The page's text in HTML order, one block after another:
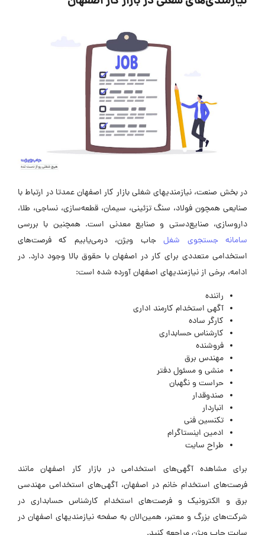
در بخش صنعت، نیازمندیهای شغلی بازار کار اصفهان عمدتا در ارتباط با
صنایعی همچون فولاد، سنگ تزئینی، سیمان، قطعه‌سازی، نساجی، طلا،
داروسازی، صنایع‌دستی و صنایع معدنی است. همچنین با بررسی
سامانه جستجوی شغلجاب ویژن، درمی‌یابیم که فرصت‌های
استخدامی متعددی برای کار در اصفهان با حقوق بالا وجود دارد. در
ادامه، برخی از نیازمندیهای اصفهان آورده شده است:
راننده
آگهی استخدام کارمند اداری
کارگر ساده
کارشناس حسابداری
فروشنده
مهندس برق
منشی و مسئول دفتر
حراست و نگهبان
صندوقدار
انباردار
تکنسین فنی
ادمین اینستاگرام
طراح سایت
برای مشاهده آگهی‌های استخدامی در بازار کار اصفهان مانند
فرصت‌های استخدام خانم در اصفهان، آگهی‌های استخدامی مهندسی
برق و الکترونیک و فرصت‌های استخدام کارشناس حسابداری در
شرکت‌های بزرگ و معتبر، همین‌الان به صفحه نیازمندیهای اصفهان در